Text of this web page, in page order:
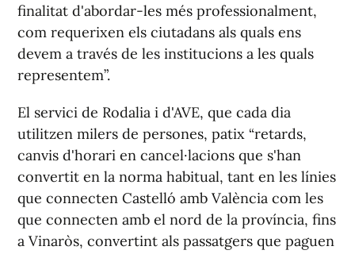
finalitat d'abordar-les més professionalment,
com requerixen els ciutadans als quals ens
devem a través de les institucions a les quals
representem”.
El servici de Rodalia i d'AVE, que cada dia
utilitzen milers de persones, patix “retards,
canvis d'horari en cancel·lacions que s'han
convertit en la norma habitual, tant en les línies
que connecten Castelló amb València com les
que connecten amb el nord de la província, fins
a Vinaròs, convertint als passatgers que paguen